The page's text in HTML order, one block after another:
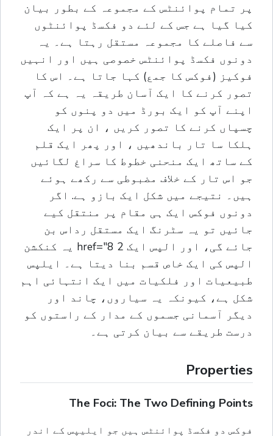
پر تمام پوائنٹس کے مجموعہ کے بطور بیان
کیا گیا ہے جس کے لئے دو فکسڈ پوائنٹوں
سے فاصلے کا مجموعہ مستقل رہتا ہے۔ یہ
دونوں فکسڈ پوائنٹس خصوصی ہیں اور انہیں
فوکیز (فوکس کا جمع) کہا جاتا ہے۔ اس کا
تصور کرنے کا ایک آسان طریقہ یہ ہے کہ آپ
اپنے آپ کو ایک بورڈ میں دو پنوں کو
چسپاں کرنے کا تصور کریں ، ان پر ایک
ہلکا سا تار باندھیں ، اور پھر ایک قلم
کے ساتھ ایک منحنی خطوط کا سراغ لگائیں
جو اس تار کے خلاف مضبوطی سے رکھے ہوئے
ہیں۔ نتیجے میں شکل ایک بازو ہے. اگر
دونوں فوکس ایک ہی مقام پر منتقل کیے
جائیں تو یہ سٹرنگ ایک مستقل رداس بن
جائے گی، اور الپس ایک 2 href="8 یہ کنکشن
الپس کی ایک خاص قسم بنا دیتا ہے۔ ایلپس
طبیعیات اور فلکیات میں ایک انتہائی اہم
شکل ہے، کیونکہ یہ سیاروں، چاند اور
دیگر آسمانی جسموں کے مدار کے راستوں کو
درست طریقے سے بیان کرتی ہے۔
Properties
The Foci: The Two Defining Points
فوکس دو فکسڈ پوائنٹس ہیں جو ایلیپس کے اندر